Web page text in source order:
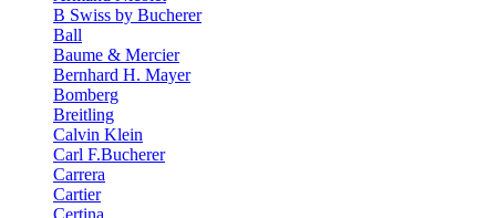
B Swiss by Bucherer
Ball
Baume & Mercier
Bernhard H. Mayer
Bomberg
Breitling
Calvin Klein
Carl F.Bucherer
Carrera
Cartier
Certina